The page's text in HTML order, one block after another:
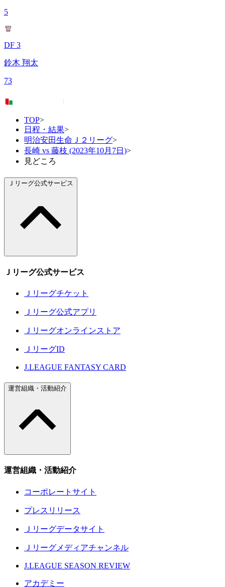
5
DF 3
鈴木 翔太
73
TOP>
日程・結果>
明治安田生命Ｊ２リーグ>
長崎 vs 藤枝 (2023年10月7日)>
見どころ
Ｊリーグ公式サービス
Ｊリーグ公式サービス
Ｊリーグチケット
Ｊリーグ公式アプリ
Ｊリーグオンラインストア
ＪリーグID
J.LEAGUE FANTASY CARD
運営組織・活動紹介
運営組織・活動紹介
コーポレートサイト
プレスリリース
Ｊリーグデータサイト
Ｊリーグメディアチャンネル
J.LEAGUE SEASON REVIEW
アカデミー